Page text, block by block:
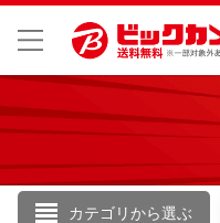
カテゴリから選ぶ
こん